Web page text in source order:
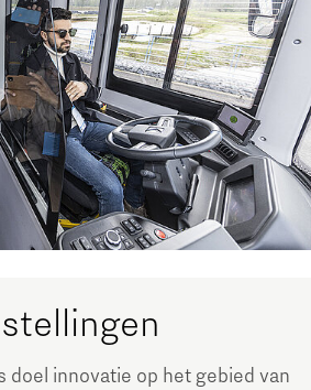
doel innovatie op het gebied van